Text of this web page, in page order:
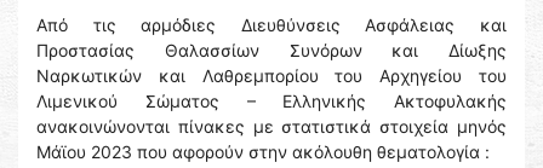
Από τις αρμόδιες Διευθύνσεις Ασφάλειας και
Προστασίας Θαλασσίων Συνόρων και Δίωξης
Ναρκωτικών και Λαθρεμπορίου του Αρχηγείου του
Λιμενικού Σώματος – Ελληνικής Ακτοφυλακής
ανακοινώνονται πίνακες με στατιστικά στοιχεία μηνός
Μάϊου 2023 που αφορούν στην ακόλουθη θεματολογία :